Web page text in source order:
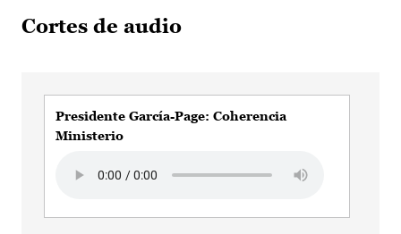
Cortes de audio
Presidente García-Page: Coherencia
Ministerio